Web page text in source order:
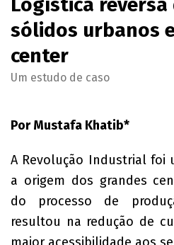
sólidos urbanos
center
Um estudo de caso
Por Mustafa Khatib*
A Revolução Industrial foi
a origem dos grandes
do processo de
resultou na redução de